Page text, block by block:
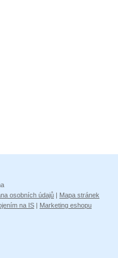
osobních údajů | Mapa stránek
na IS | Marketing eshopu